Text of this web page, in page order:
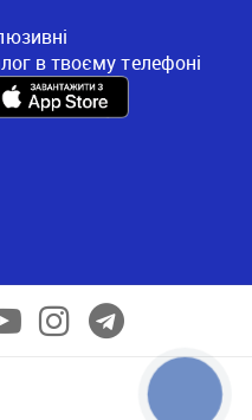
в твоєму телефоні